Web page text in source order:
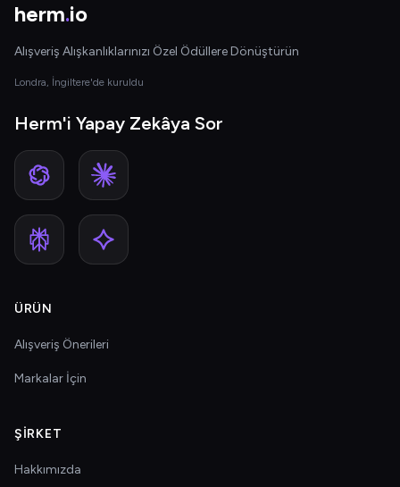
herm.io
Alışveriş Alışkanlıklarınızı Özel Ödüllere Dönüştürün
Londra, İngiltere'de kuruldu
Herm'i Yapay Zekâya Sor
ÜRÜN
Alışveriş Önerileri
Markalar İçin
ŞIRKET
Hakkımızda